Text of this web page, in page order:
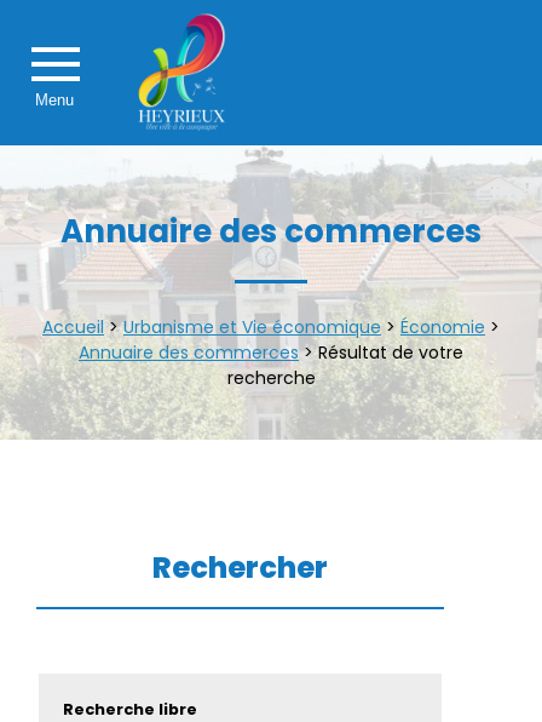
Menu
Annuaire des commerces
Accueil>Urbanisme et Vie économique>Économie >
Annuaire des commerces>Résultat de votre
recherche
Rechercher
Recherche libre